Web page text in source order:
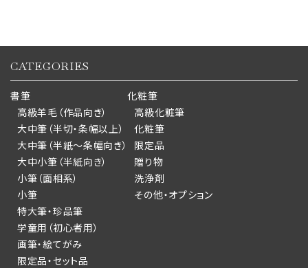
CATEGORIES
書筆
高級羊毛（作品向き）
大中筆（半切・条幅以上）
大中筆（半紙～条幅向き）
大中小筆（半紙向き）
小筆（面相系）
小筆
特大筆・珍品筆
学童用（初心者用）
画筆・絵てがみ
限定品・セット品
化粧筆
高級化粧筆
化粧筆
限定品
贈り物
洗浄剤
その他・オプション